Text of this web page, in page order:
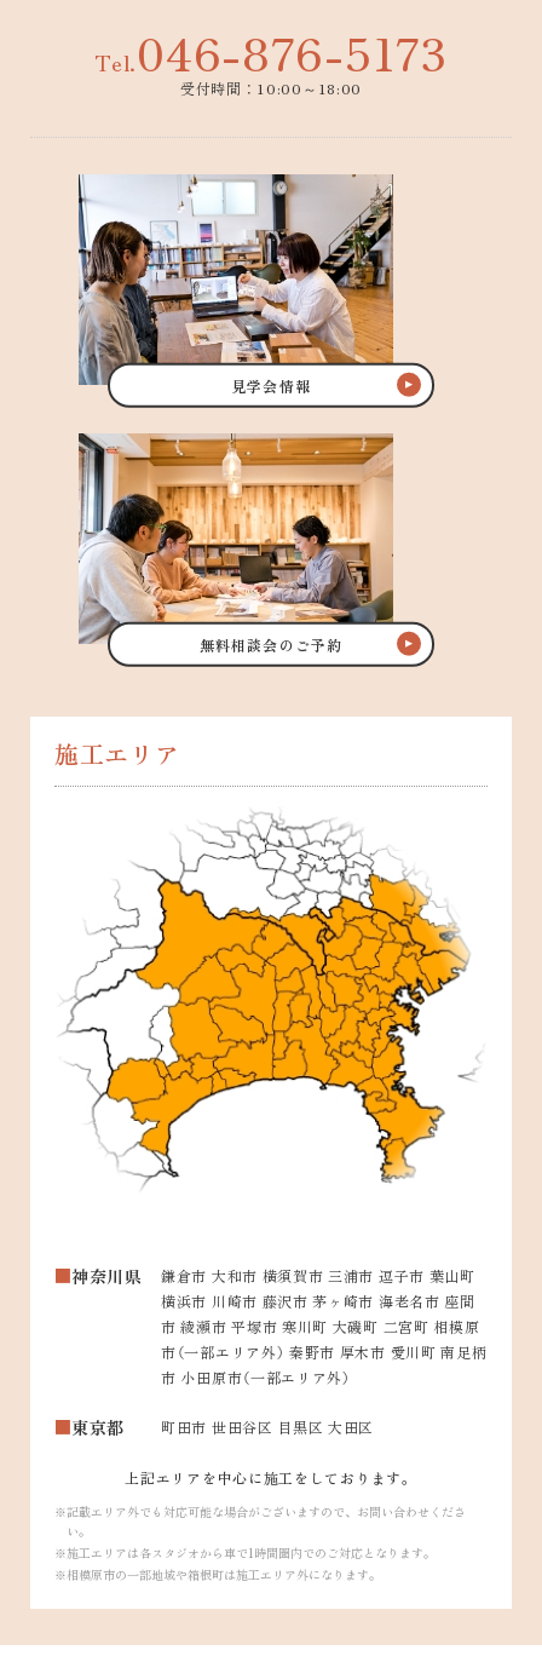
Tel.046-876-5173
受付時間：10:00～18:00
見学会情報
無料相談会のご予約
施工エリア
神奈川県
鎌倉市 大和市 横須賀市 三浦市 逗子市 葉山町
横浜市 川崎市 藤沢市 茅ヶ崎市 海老名市 座間
市 綾瀬市 平塚市 寒川町 大磯町 二宮町 相模原
市（一部エリア外） 秦野市 厚木市 愛川町 南足柄
市 小田原市（一部エリア外）
東京都 町田市 世田谷区 目黒区 大田区
上記エリアを中心に施工をしております。
記載エリア外でも対応可能な場合がございますので、お問い合わせくださ
い。
施工エリアは各スタジオから車で1時間圏内でのご対応となります。
相模原市の一部地域や箱根町は施工エリア外になります。